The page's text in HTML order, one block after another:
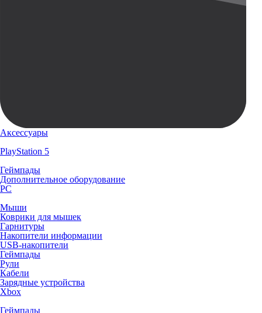
Аксессуары
PlayStation 5
Геймпады
Дополнительное оборудование
PC
Мыши
Коврики для мышек
Гарнитуры
Накопители информации
USB-накопители
Геймпады
Рули
Кабели
Зарядные устройства
Xbox
Геймпады